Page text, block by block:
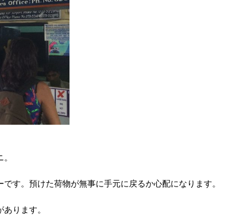
す。預けた荷物が無事に手元に戻るか心配になります。
ります。